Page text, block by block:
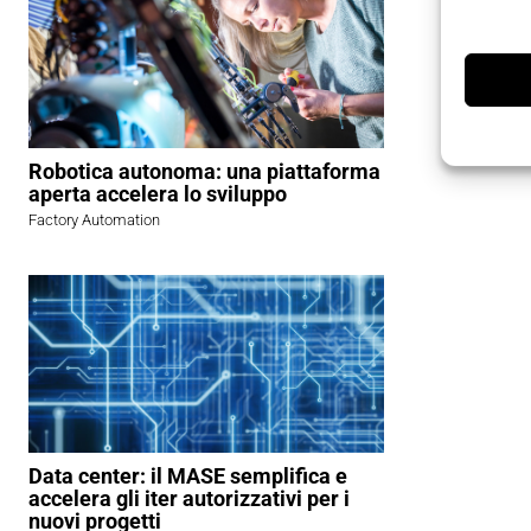
Robotica autonoma: una piattaforma
aperta accelera lo sviluppo
Factory Automation
Data center: il MASE semplifica e
accelera gli iter autorizzativi per i
nuovi progetti
Teseo.
modulo
su